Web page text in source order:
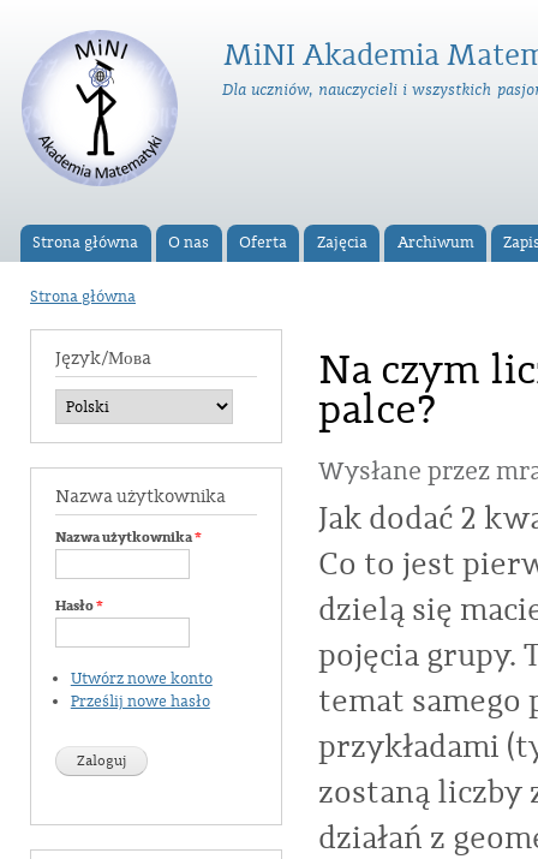
MiNI Akademia
Dla uczniów, nauczycieli i wszystkich
Menu główne
Strona główna O nas Oferta Zajęcia Archiwum
Strona główna
Język/Мовa
Nazwa użytkownika
Nazwa użytkownika*
Hasło*
Utwórz nowe konto
Prześlij nowe hasło
Na czym
palce?
Wysłane przez
Jak dodać 2
Co to jest
dzielą się
pojęcia grupy.
temat samego
przykładami
zostaną liczby
działań z